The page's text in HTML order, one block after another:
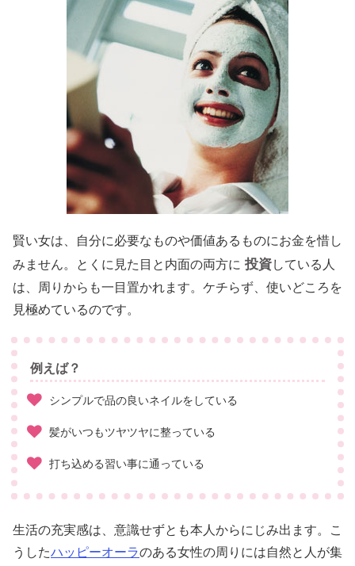
賢い女は、自分に必要なものや価値あるものにお金を惜し
みません。とくに見た目と内面の両方に 投資している人
は、周りからも一目置かれます。ケチらず、使いどころを
見極めているのです。
例えば？
シンプルで品の良いネイルをしている
髪がいつもツヤツヤに整っている
打ち込める習い事に通っている
生活の充実感は、意識せずとも本人からにじみ出ます。こ
うしたハッピーオーラのある女性の周りには自然と人が集